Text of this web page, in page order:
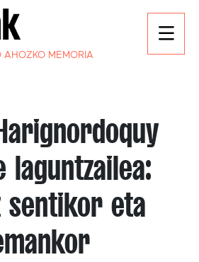
AHOZKO MEMORIA
laguntzailea:
sentikor eta